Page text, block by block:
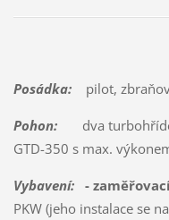
Posádka:pilot,
Pohon:dva
GTD-350 s max.
Vybavení: -
PKW (jeho instalace se